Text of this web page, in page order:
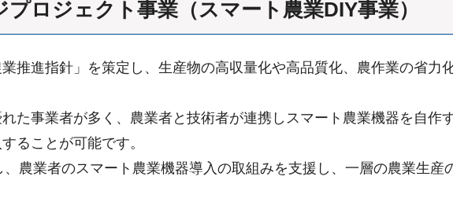
ロジェクト事業（スマート農業DIY事業）
推進指針」を策定し、生産物の高収量化や高品質化、農作業の省力
た事業者が多く、農業者と技術者が連携しスマート農業機器を自作
ることが可能です。
農業者のスマート農業機器導入の取組みを支援し、一層の農業生